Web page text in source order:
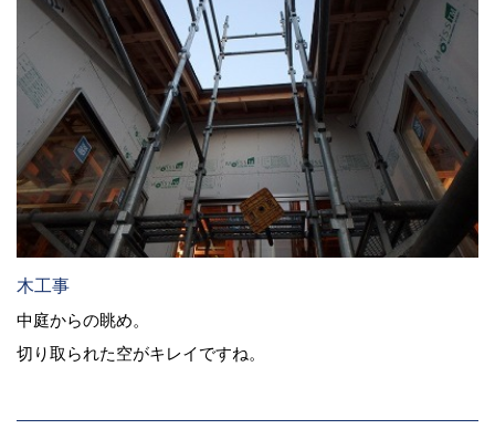
木工事
中庭からの眺め。
切り取られた空がキレイですね。